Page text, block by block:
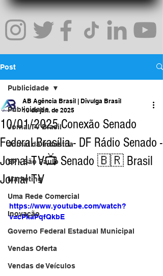
Post
Publicidade
Jornal TV Brasil
Jornal da Indústria
SP - São Paulo
Marketing
Uma Rede Comercial
Inovação
Governo Federal Estadual Municipal
Vendas Oferta
Vendas de Veículos
Publicidade
10/01/2025 Conexão Senado
Federal Brasília - DF Rádio Senado -
Jornal TV📺 Senado 🇧🇷 Brasil
Jornal TV
AB Agência Brasil | Divulga Brasil
10 de jan. de 2025
https://www.youtube.com/watch?
v=cPkaPqfQkbE